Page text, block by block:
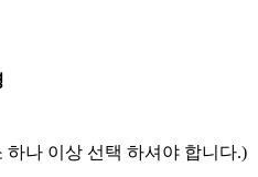
나 이상 선택 하셔야 합니다.)